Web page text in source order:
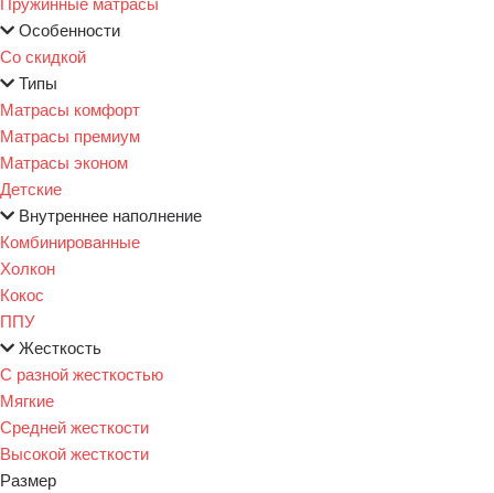
Особенности
Со скидкой
Типы
Матрасы комфорт
Матрасы премиум
Матрасы эконом
Детские
Внутреннее наполнение
Комбинированные
Холкон
Кокос
ППУ
Жесткость
С разной жесткостью
Мягкие
Средней жесткости
Высокой жесткости
Размер